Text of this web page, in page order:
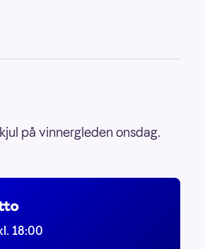
på vinnergleden onsdag.
18:00